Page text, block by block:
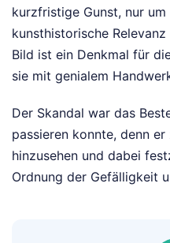
kurzfristige Gunst, nur
kunsthistorische
Bild ist ein Denkmal für
sie mit genialem
Der Skandal war das
passieren konnte, denn
hinzusehen und dabei
Ordnung der Gefälligkeit